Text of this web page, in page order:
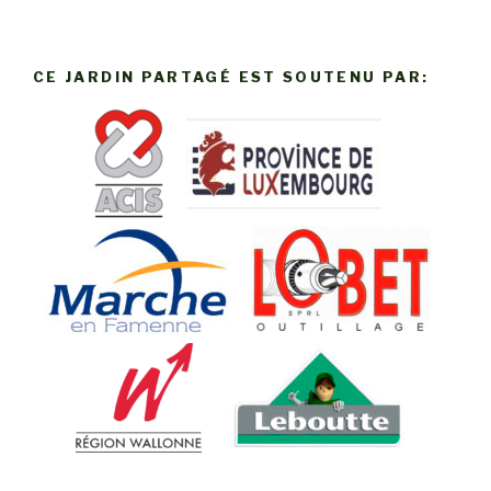
CE JARDIN PARTAGÉ EST SOUTENU PAR: